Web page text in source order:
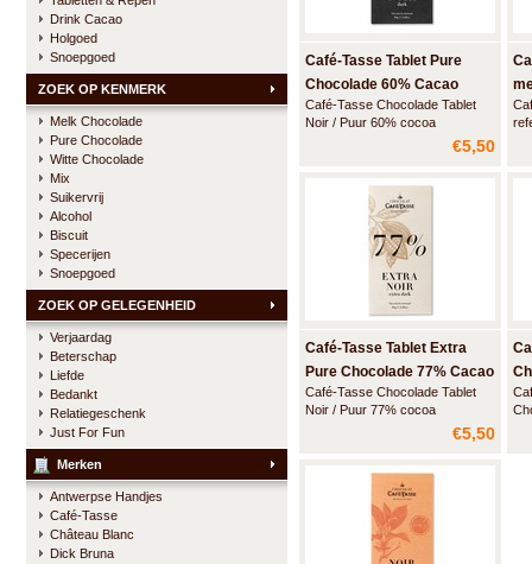
Drink Cacao
Holgoed
Snoepgoed
ZOEK OP KENMERK
Melk Chocolade
Pure Chocolade
Witte Chocolade
Mix
Suikervrij
Alcohol
Biscuit
Specerijen
Snoepgoed
ZOEK OP GELEGENHEID
Verjaardag
Beterschap
Liefde
Bedankt
Relatiegeschenk
Just For Fun
Merken
Antwerpse Handjes
Café-Tasse
Château Blanc
Dick Bruna
Café-Tasse Tablet Pure
Chocolade 60% Cacao
Café-Tasse Chocolade Tablet
Noir / Puur 60% cocoa
€5,50
Café-Tasse Tablet Extra
Pure Chocolade 77% Cacao
Café-Tasse Chocolade Tablet
Noir / Puur 77% cocoa
€5,50